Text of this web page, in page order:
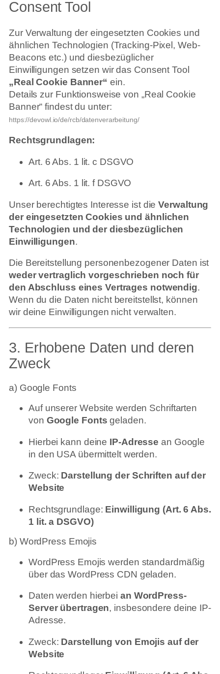
Consent Tool
Zur Verwaltung der eingesetzten Cookies und
ähnlichen Technologien (Tracking-Pixel, Web-
Beacons etc.) und diesbezüglicher
Einwilligungen setzen wir das Consent Tool
„Real Cookie Banner“ ein.
Details zur Funktionsweise von „Real Cookie
Banner“ findest du unter:
https://devowl.io/de/rcb/datenverarbeitung/
Rechtsgrundlagen:
Art. 6 Abs. 1 lit. c DSGVO
Art. 6 Abs. 1 lit. f DSGVO
Unser berechtigtes Interesse ist dieVerwaltung
der eingesetzten Cookies und ähnlichen
Technologien und der diesbezüglichen
Einwilligungen.
Die Bereitstellung personenbezogener Daten ist
weder vertraglich vorgeschrieben noch für
den Abschluss eines Vertrages notwendig.
Wenn du die Daten nicht bereitstellst, können
wir deine Einwilligungen nicht verwalten.
3. Erhobene Daten und deren
Zweck
a) Google Fonts
Auf unserer Website werden Schriftarten
von Google Fonts geladen.
Hierbei kann deine IP-Adresse an Google
in den USA übermittelt werden.
Zweck: Darstellung der Schriften auf der
Website
Rechtsgrundlage: Einwilligung (Art. 6 Abs.
1 lit. a DSGVO)
b) WordPress Emojis
WordPress Emojis werden standardmäßig
über das WordPress CDN geladen.
Daten werden hierbei an WordPress-
Server übertragen, insbesondere deine IP-
Adresse.
Zweck: Darstellung von Emojis auf der
Website